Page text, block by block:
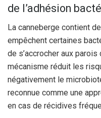
de l’adhésion
La canneberge contient
empêchent certaines
de s’accrocher aux
mécanisme réduit les
négativement le
reconnue comme une
en cas de récidives